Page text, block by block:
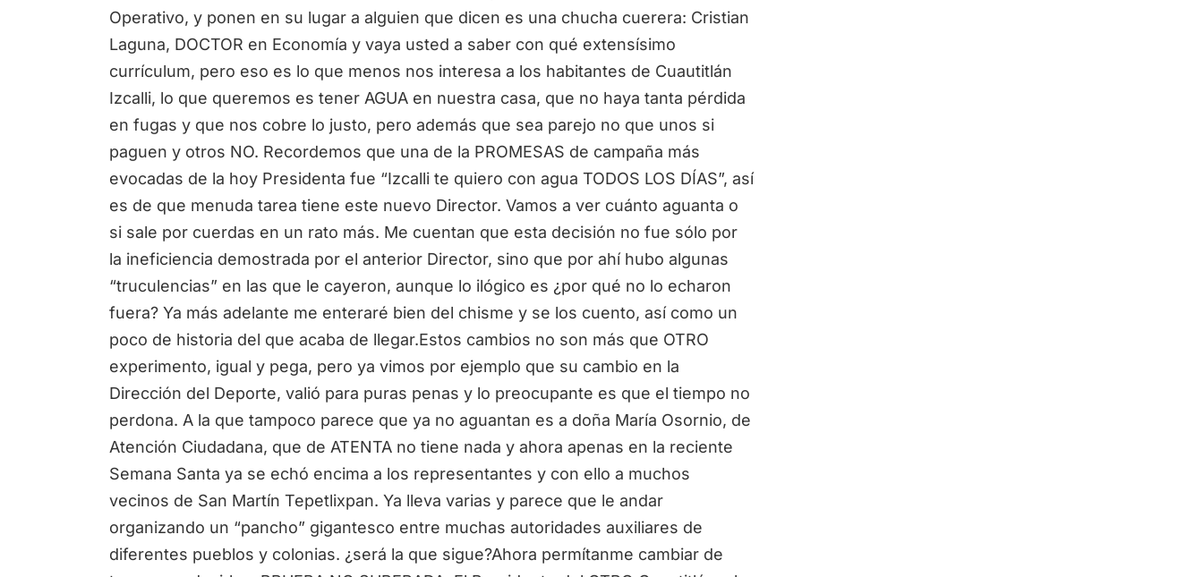
Operativo, y ponen en su lugar a alguien que dicen es una chucha cuerera: Cristian
Laguna, DOCTOR en Economía y vaya usted a saber con qué extensísimo
currículum, pero eso es lo que menos nos interesa a los habitantes de Cuautitlán
Izcalli, lo que queremos es tener AGUA en nuestra casa, que no haya tanta pérdida
en fugas y que nos cobre lo justo, pero además que sea parejo no que unos si
paguen y otros NO. Recordemos que una de la PROMESAS de campaña más
evocadas de la hoy Presidenta fue “Izcalli te quiero con agua TODOS LOS DÍAS”, así
es de que menuda tarea tiene este nuevo Director. Vamos a ver cuánto aguanta o
si sale por cuerdas en un rato más. Me cuentan que esta decisión no fue sólo por
la ineficiencia demostrada por el anterior Director, sino que por ahí hubo algunas
“truculencias” en las que le cayeron, aunque lo ilógico es ¿por qué no lo echaron
fuera? Ya más adelante me enteraré bien del chisme y se los cuento, así como un
poco de historia del que acaba de llegar.Estos cambios no son más que OTRO
experimento, igual y pega, pero ya vimos por ejemplo que su cambio en la
Dirección del Deporte, valió para puras penas y lo preocupante es que el tiempo no
perdona. A la que tampoco parece que ya no aguantan es a doña María Osornio, de
Atención Ciudadana, que de ATENTA no tiene nada y ahora apenas en la reciente
Semana Santa ya se echó encima a los representantes y con ello a muchos
vecinos de San Martín Tepetlixpan. Ya lleva varias y parece que le andar
organizando un “pancho” gigantesco entre muchas autoridades auxiliares de
diferentes pueblos y colonias. ¿será la que sigue?Ahora permítanme cambiar de